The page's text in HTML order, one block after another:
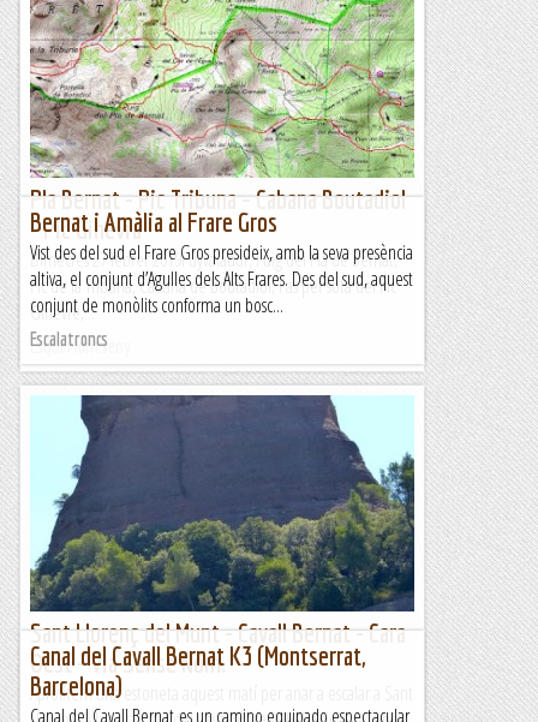
Itinerari marcat amb el rellotge Suunto Traverse.Mapa IGN
1:25.000En aquesta vida sempre hi ha algun cim que es
resisteix a ser pujat, en el meu cas un és el Pic de Tribuna...
Sortides a Muntanya
Pla Bernat - Pic Tribuna – Cabana Boutadiol
- Pic Ginevra
Dimecres 27 febrer 2019Puyvalador, Puig del Pla de Bernat,
Pic de la Tribuna, Cabana de Boutadiol, Pas per sota del Pic
Ginevre,...
Esqui Montseny
Bernat i Amàlia al Frare Gros
Vist des del sud el Frare Gros presideix, amb la seva presència
altiva, el conjunt d’Agulles dels Alts Frares. Des del sud, aquest
conjunt de monòlits conforma un bosc...
Escalatroncs
Sant Llorenç del Munt - Cavall Bernat - Cara
Oest - Via Sense Nom.
Aprofitem una estoneta aquest matí per anar a escalar a Sant
Canal del Cavall Bernat K3 (Montserrat,
Barcelona)
Canal del Cavall Bernat es un camino equipado espectacular